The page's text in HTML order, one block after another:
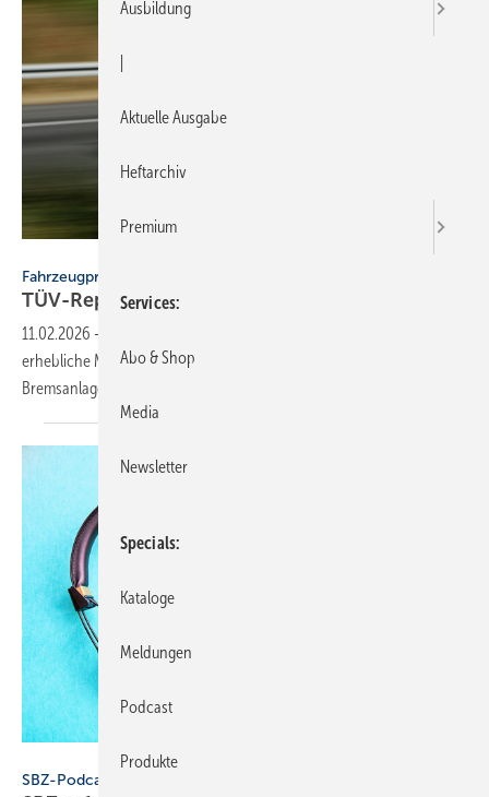
th-photo - stock.adobe.com
Fahrzeugprüfung
TÜV-Report 2026: Jeder fünfte Pkw fällt
11.02.2026 -
erhebliche Mängel auf. Insbesondere Defekte an Scheinwerfern und
Bremsanlagen werden besonders häufig
SBZ-Podcast
Ausbildung
Aktuelle Ausgabe
Heftarchiv
Premium
Services
Abo & Shop
Media
Newsletter
Specials
Kataloge
Meldungen
Podcast
Produkte